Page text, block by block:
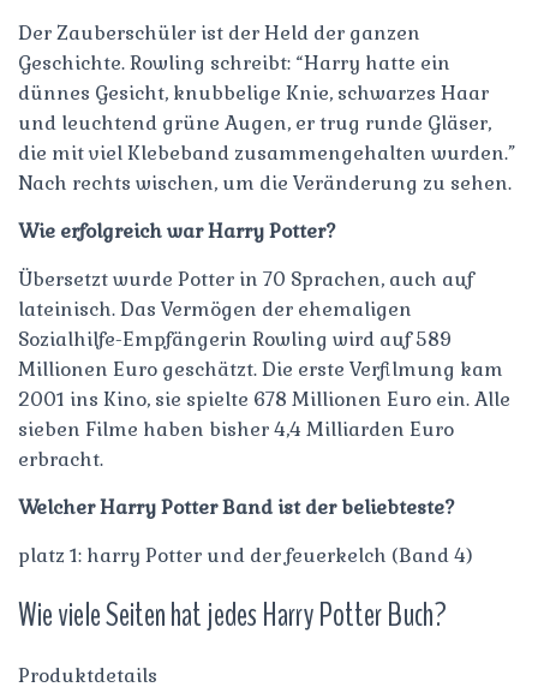
Der Zauberschüler ist der Held der ganzen
Geschichte. Rowling schreibt: “Harry hatte ein
dünnes Gesicht, knubbelige Knie, schwarzes Haar
und leuchtend grüne Augen, er trug runde Gläser,
die mit viel Klebeband zusammengehalten wurden.”
Nach rechts wischen, um die Veränderung zu sehen.
Wie erfolgreich war Harry Potter?
Übersetzt wurde Potter in 70 Sprachen, auch auf
lateinisch. Das Vermögen der ehemaligen
Sozialhilfe-Empfängerin Rowling wird auf 589
Millionen Euro geschätzt. Die erste Verfilmung kam
2001 ins Kino, sie spielte 678 Millionen Euro ein. Alle
sieben Filme haben bisher 4,4 Milliarden Euro
erbracht.
Welcher Harry Potter Band ist der beliebteste?
platz 1: harry Potter und der feuerkelch (Band 4)
Wie viele Seiten hat jedes Harry Potter Buch?
Produktdetails